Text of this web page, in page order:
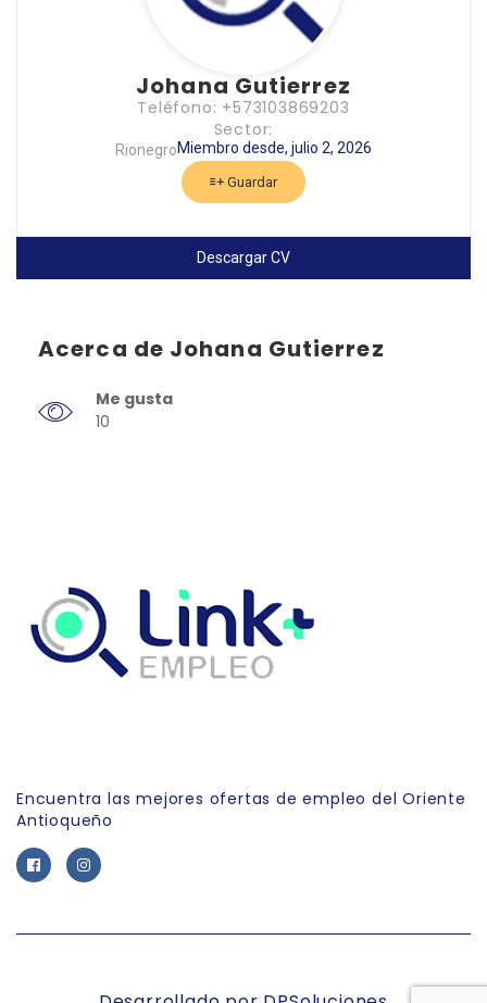
Johana Gutierrez
Teléfono: +573103869203
Sector:
RionegroMiembro desde, julio 2, 2026
Guardar
Descargar CV
Acerca de Johana Gutierrez
Me gusta
10
Encuentra las mejores ofertas de empleo del Oriente
Antioqueño